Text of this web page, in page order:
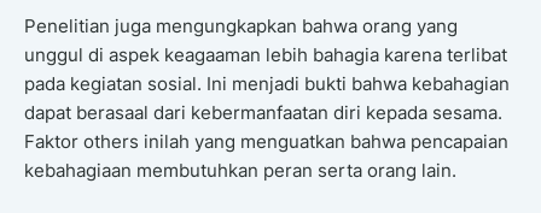
Penelitian juga mengungkapkan bahwa orang yang
unggul di aspek keagaaman lebih bahagia karena terlibat
pada kegiatan sosial. Ini menjadi bukti bahwa kebahagian
dapat berasaal dari kebermanfaatan diri kepada sesama.
Faktor others inilah yang menguatkan bahwa pencapaian
kebahagiaan membutuhkan peran serta orang lain.